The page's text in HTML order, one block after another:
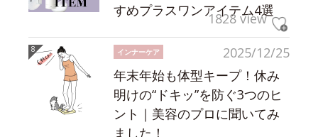
すめプラスワンアイテム4選
1828 view
2025/12/25
インナーケア
年末年始も体型キープ！休み
明けの“ドキッ”を防ぐ3つのヒ
ント｜美容のプロに聞いてみ
ました！